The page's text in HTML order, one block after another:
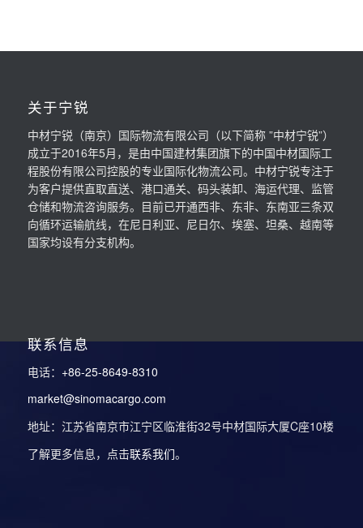
关于宁锐
中材宁锐（南京）国际物流有限公司（以下简称 ”中材宁锐”）
成立于2016年5月，是由中国建材集团旗下的中国中材国际工
程股份有限公司控股的专业国际化物流公司。中材宁锐专注于
为客户提供直取直送、港口通关、码头装卸、海运代理、监管
仓储和物流咨询服务。目前已开通西非、东非、东南亚三条双
向循环运输航线，在尼日利亚、尼日尔、埃塞、坦桑、越南等
国家均设有分支机构。
联系信息
电话： +86-25-8649-8310
market@sinomacargo.com
地址：江苏省南京市江宁区临淮街32号中材国际大厦C座10楼
了解更多信息，点击联系我们。